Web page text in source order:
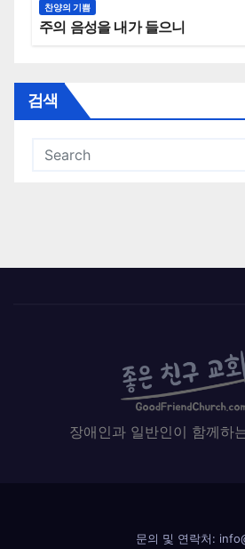
찬양의 기쁨
주의 음성을 내가 들으니
검색
장애인과 일반인이 함께하
문의 및 연락처: